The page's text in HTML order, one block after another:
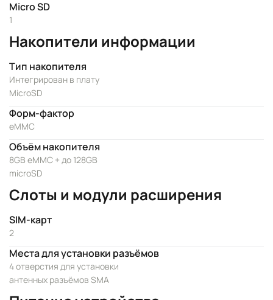
Micro SD
1
Накопители информации
Тип накопителя
Интегрирован в плату
MicroSD
Форм-фактор
eMMC
Объём накопителя
8GB eMMC + до 128GB
microSD
Слоты и модули расширения
SIM-карт
2
Места для установки разъёмов
4 отверстия для установки
антенных разъёмов SMA